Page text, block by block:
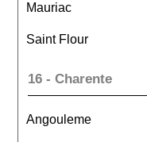
Mauriac
Saint Flour
16 - Charente
Angouleme